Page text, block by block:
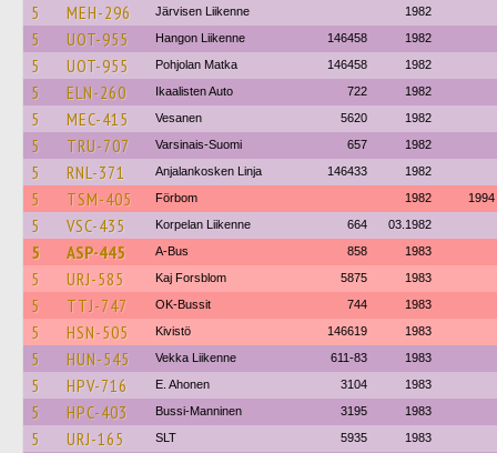
5 MEH-296 Järvisen Liikenne 1982
5 UOT-955 Hangon Liikenne 146458 1982
5 UOT-955 Pohjolan Matka 146458 1982
5 ELN-260 Ikaalisten Auto 722 1982
5 MEC-415 Vesanen 5620 1982
5 TRU-707 Varsinais-Suomi 657 1982
5 RNL-371 Anjalankosken Linja 146433 1982
5 TSM-405 Förbom 1982 1994
5 VSC-435 Korpelan Liikenne 664 03.1982
5 ASP-445 A-Bus 858 1983
5 URJ-585 Kaj Forsblom 5875 1983
5 TTJ-747 OK-Bussit 744 1983
5 HSN-505 Kivistö 146619 1983
5 HUN-545 Vekka Liikenne 611-83 1983
5 HPV-716 E. Ahonen 3104 1983
5 HPC-403 Bussi-Manninen 3195 1983
5 URJ-165 SLT 5935 1983